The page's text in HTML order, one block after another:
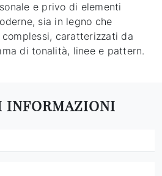
e privo di elementi
sia in legno che
caratterizzati da
di tonalità, linee e pattern.
INFORMAZIONI